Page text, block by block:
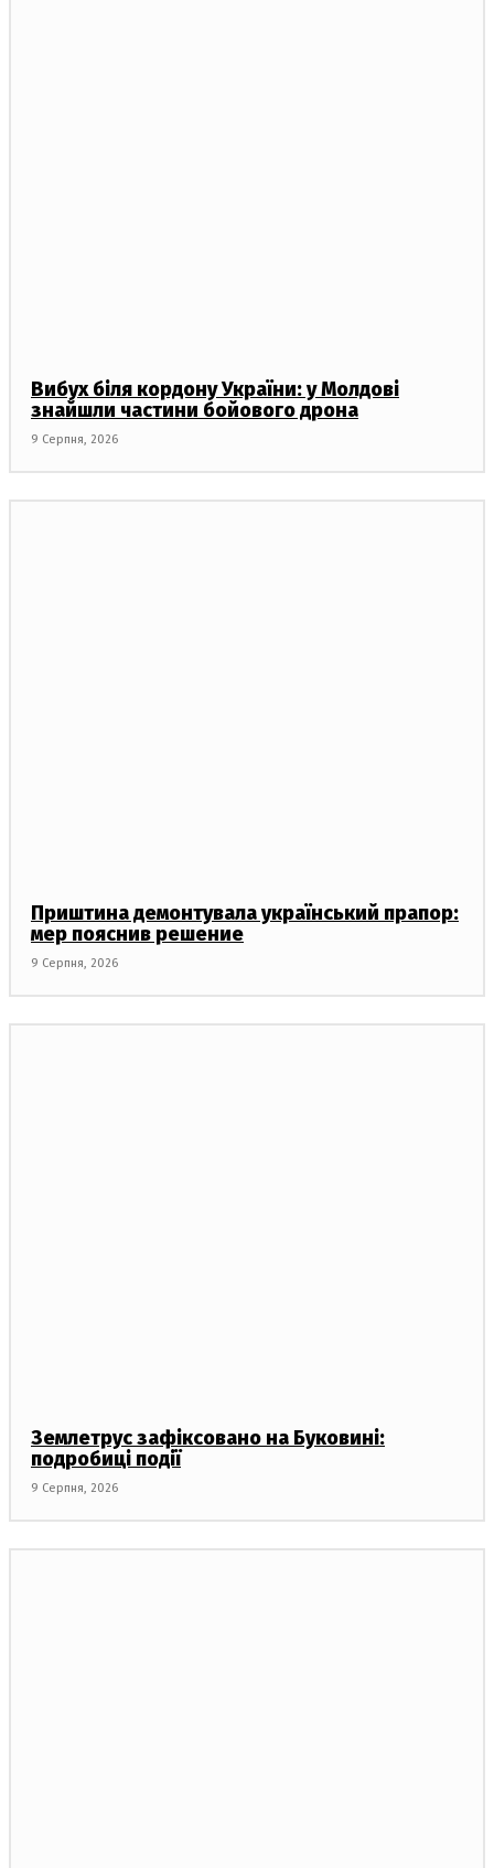
Вибух біля кордону України: у Молдові
знайшли частини бойового дрона
9 Серпня, 2026
Приштина демонтувала український прапор:
мер пояснив решение
9 Серпня, 2026
Землетрус зафіксовано на Буковині:
подробиці події
9 Серпня, 2026